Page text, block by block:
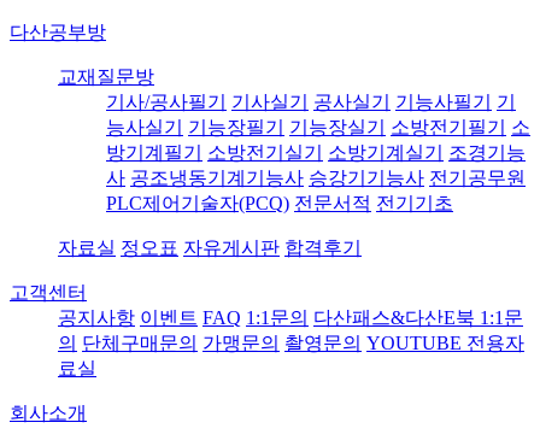
다산공부방
교재질문방
기사/공사필기
기사실기 공사실기 기능사필기
기
능사실기
기능장필기 기능장실기 소방전기필기
소
방기계필기
소방전기실기 소방기계실기
조경기능
사 공조냉동기계기능사 승강기기능사 전기공무원
PLC제어기술자(PCQ) 전문서적 전기기초
자료실 정오표 자유게시판 합격후기
고객센터
공지사항 이벤트 FAQ 1:1문의 다산패스&다산E북 1:1문
의 단체구매문의 가맹문의 촬영문의 YOUTUBE 전용자
료실
회사소개